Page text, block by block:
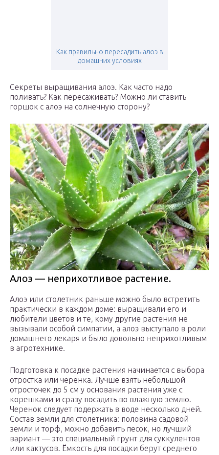
Как правильно пересадить алоэ в
домашних условиях
Секреты выращивания алоэ. Как часто надо
поливать? Как пересаживать? Можно ли ставить
горшок с алоэ на солнечную сторону?
Алоэ — неприхотливое растение.
Алоэ или столетник раньше можно было встретить
практически в каждом доме: выращивали его и
любители цветов и те, кому другие растения не
вызывали особой симпатии, а алоэ выступало в роли
домашнего лекаря и было довольно неприхотливым
в агротехнике.
Подготовка к посадке растения начинается с выбора
отростка или черенка. Лучше взять небольшой
отросточек до 5 см у основания растения уже с
корешками и сразу посадить во влажную землю.
Черенок следует подержать в воде несколько дней.
Состав земли для столетника: половина садовой
земли и торф, можно добавить песок, но лучший
вариант — это специальный грунт для суккулентов
или кактусов. Ёмкость для посадки берут среднего